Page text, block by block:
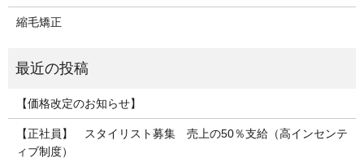
縮毛矯正
【価格改定のお知らせ】
【正社員】 スタイリスト募集 売上の50％支給（高インセンテ
ィブ制度）